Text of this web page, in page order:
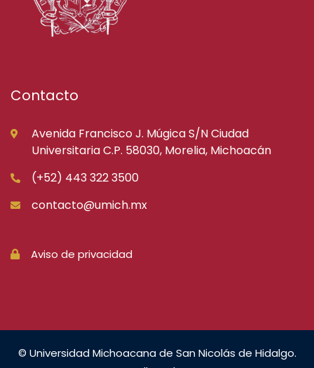
Contacto
Avenida Francisco J. Múgica S/N Ciudad
Universitaria C.P. 58030, Morelia, Michoacán
(+52) 443 322 3500
contacto@umich.mx
Aviso de privacidad
© Universidad Michoacana de San Nicolás de Hidalgo.